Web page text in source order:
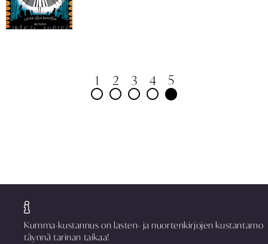
1 2 3 4 5
Kumma-kustannus on lasten- ja nuortenkirjojen kustantamo
täynnä tarinan taikaa!